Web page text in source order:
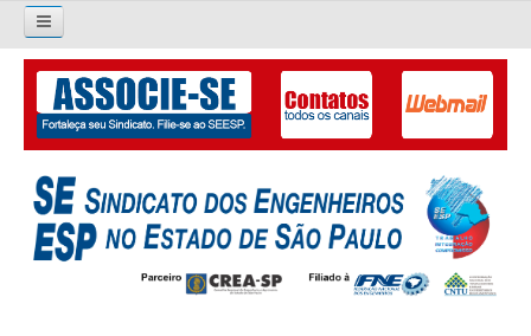
Pesquisar...
O SINDICATO
APRESENTAÇÃO
PALAVRA DO PRESIDENTE